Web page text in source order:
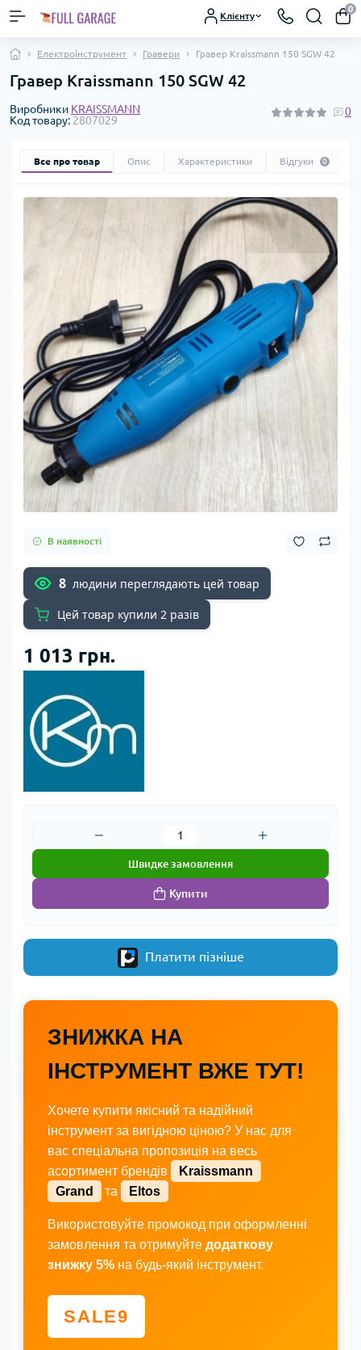
Клієнту
0
Електроінструмент Гравери Гравер Kraissmann 150 SGW 42
Гравер Kraissmann 150 SGW 42
Виробники KRAISSMANN
Код товару: 2807029
0
Все про товар Опис Характеристики Відгуки 0
В наявності
8 людини переглядають цей товар
Цей товар купили 2 разів
1 013 грн.
Купити
Швидке замовлення
Платити пізніше
ЗНИЖКА НА
ІНСТРУМЕНТ ВЖЕ ТУТ!
Хочете купити якісний та надійний
інструмент за вигідною ціною? У нас для
вас спеціальна пропозиція на весь
асортимент брендів
Kraissmann
Grand
та Eltos
Використовуйте промокод при оформленні
замовлення та отримуйте додаткову
знижку 5% на будь-який інструмент.
SALE9